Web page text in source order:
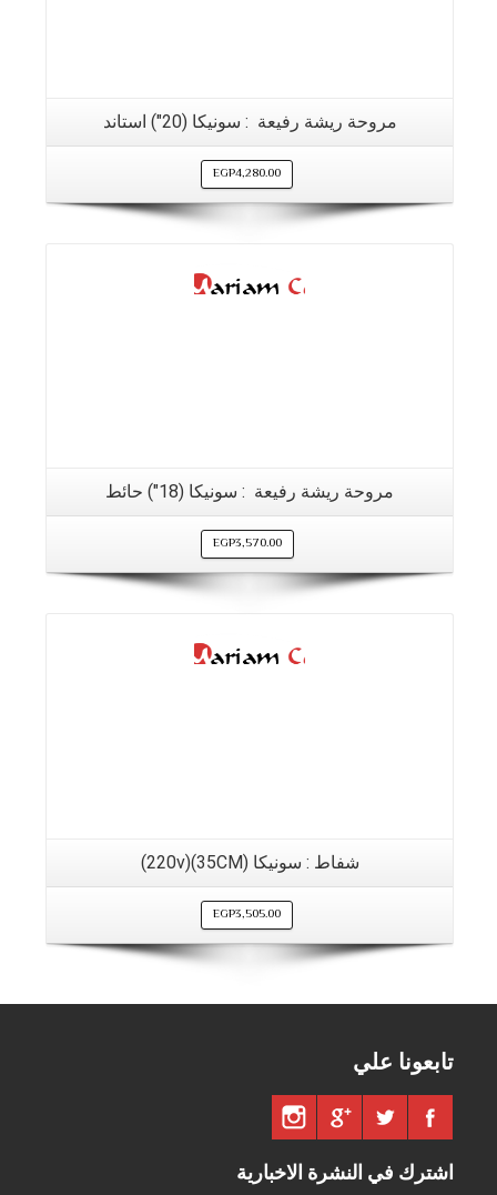
مروحة ريشة رفيعة : سونيكا (20″) استاند
EGP4,280.00
مروحة ريشة رفيعة : سونيكا (18″) حائط
EGP3,570.00
شفاط : سونيكا (35CM)(220v)
EGP3,505.00
تابعونا علي
اشترك في النشرة الاخبارية